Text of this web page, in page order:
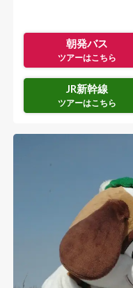
朝発バス
JR新幹線